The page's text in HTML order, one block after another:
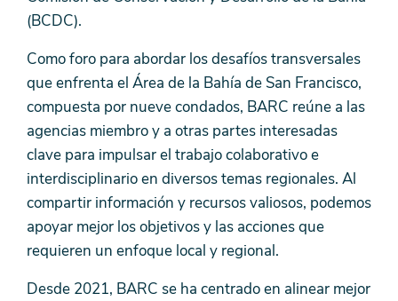
(BCDC).
Como foro para abordar los desafíos transversales
que enfrenta el Área de la Bahía de San Francisco,
compuesta por nueve condados, BARC reúne a las
agencias miembro y a otras partes interesadas
clave para impulsar el trabajo colaborativo e
interdisciplinario en diversos temas regionales. Al
compartir información y recursos valiosos, podemos
apoyar mejor los objetivos y las acciones que
requieren un enfoque local y regional.
Desde 2021, BARC se ha centrado en alinear mejor